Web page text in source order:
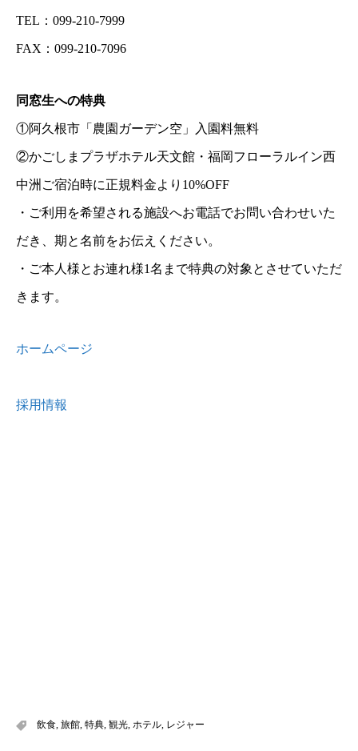
TEL：099-210-7999
FAX：099-210-7096
同窓生への特典
①阿久根市「農園ガーデン空」入園料無料
②かごしまプラザホテル天文館・福岡フローラルイン西
中洲ご宿泊時に正規料金より10%OFF
・ご利用を希望される施設へお電話でお問い合わせいた
だき、期と名前をお伝えください。
・ご本人様とお連れ様1名まで特典の対象とさせていただ
きます。
ホームページ
採用情報
飲食, 旅館, 特典, 観光, ホテル, レジャー